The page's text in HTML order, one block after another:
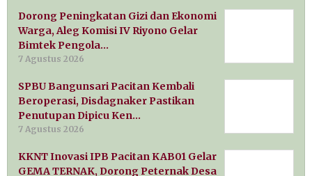
Dorong Peningkatan Gizi dan Ekonomi
Warga, Aleg Komisi IV Riyono Gelar
Bimtek Pengola…
7 Agustus 2026
SPBU Bangunsari Pacitan Kembali
Beroperasi, Disdagnaker Pastikan
Penutupan Dipicu Ken…
7 Agustus 2026
KKNT Inovasi IPB Pacitan KAB01 Gelar
GEMA TERNAK, Dorong Peternak Desa